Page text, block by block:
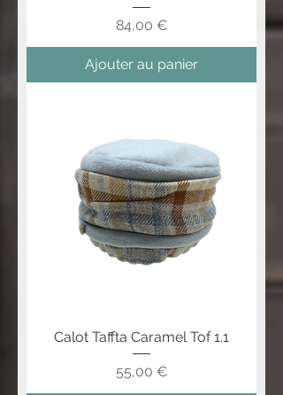
Prix
84,00 €
Ajouter au panier
Calot Taffta Caramel Tof 1.1
Prix
55,00 €